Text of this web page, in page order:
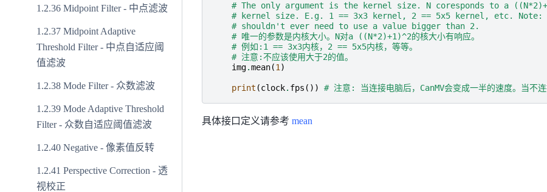
Midpoint Filter - 中点滤波
Midpoint Adaptive
Threshold Filter - 中点自适应阈
值滤波
Mode Filter - 众数滤波
Mode Adaptive Threshold
Filter - 众数自适应阈值滤波
Negative - 像素值反转
Perspective Correction - 透
视校正
# The only argument is the kernel size. N coresponds to a
# kernel size. E.g. 1 == 3x3 kernel, 2 == 5x5 kernel, etc. Note:
# shouldn't ever need to use a value bigger than 2.
# 唯一的参数是内核大小。N对a ((N*2)+1)^2的核大小有响应。
# 例如:1 == 3x3内核，2 == 5x5内核，等等。
# 注意:不应该使用大于2的值。
img.mean(1 )
print (clock. fps ()) # 注意: 当连接电脑后，CanMV会变成一半的速度。当不连
具体接口定义请参考 mean